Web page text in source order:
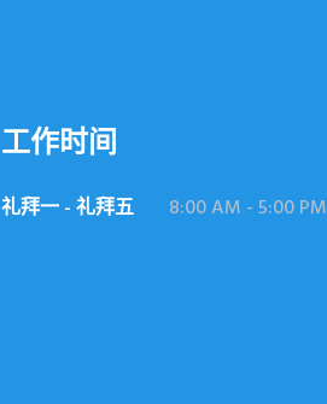
工作时间
礼拜一 - 礼拜五 8:00 AM - 5:00 PM